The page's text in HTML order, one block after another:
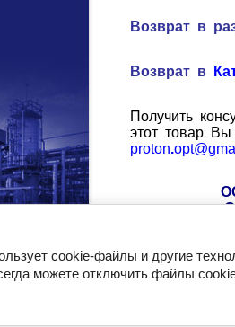
Возврат в
Возврат в
Получить
этот товар Вы
proton.
cookie-файлы и другие
можете отключить файлы